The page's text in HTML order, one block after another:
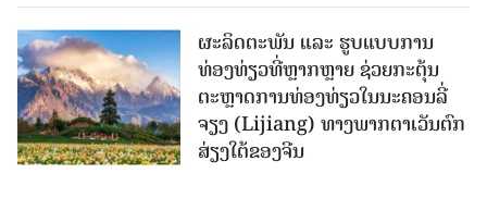
ຜະລິດຕະພັນ ແລະ ຮູບແບບການ
ທ່ອງທ່ຽວທີ່ຫຼາກຫຼາຍ ຊ່ວຍກະຕຸ້ນ
ຕະຫຼາດການທ່ອງທ່ຽວໃນນະຄອນລີ່
ຈຽງ (Lijiang) ທາງພາກຕາເວັນຕົກ
ສ່ຽງໃຕ້ຂອງຈີນ